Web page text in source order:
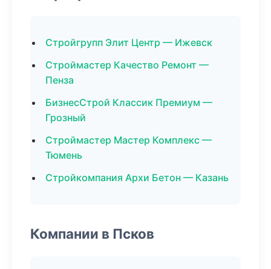
Стройгрупп Элит Центр — Ижевск
Строймастер Качество Ремонт —
Пенза
БизнесСтрой Классик Премиум —
Грозный
Строймастер Мастер Комплекс —
Тюмень
Стройкомпания Архи Бетон — Казань
Компании в Псков